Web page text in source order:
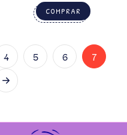
COMPRAR
4 5 6
7